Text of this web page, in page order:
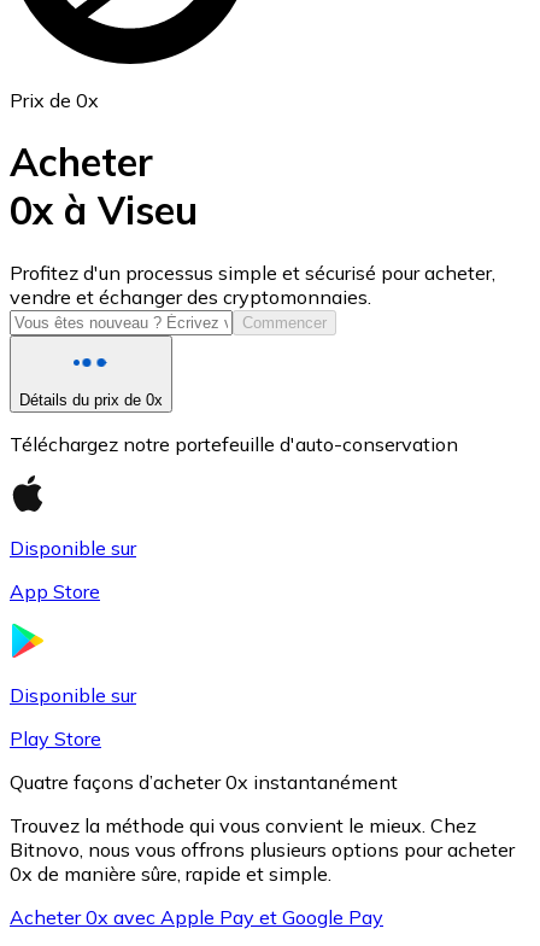
USD Coin
USDC
Prix de 0x
Acheter
0x à Viseu
Profitez d'un processus simple et sécurisé pour acheter,
vendre et échanger des cryptomonnaies.
Commencer
Détails du prix de 0x
Téléchargez notre portefeuille d'auto-conservation
Disponible sur
App Store
Disponible sur
Play Store
Quatre façons d’acheter 0x instantanément
Trouvez la méthode qui vous convient le mieux. Chez
Bitnovo, nous vous offrons plusieurs options pour acheter
0x de manière sûre, rapide et simple.
Acheter 0x avec Apple Pay et Google Pay